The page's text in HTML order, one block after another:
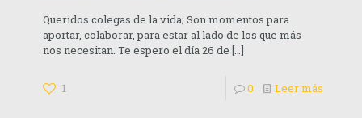
Queridos colegas de la vida; Son momentos para
aportar, colaborar, para estar al lado de los que más
nos necesitan. Te espero el día 26 de […]
1 0 Leer más